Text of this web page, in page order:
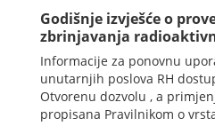
Godišnje izvješće o
zbrinjavanja
Informacije za ponovnu
unutarnjih poslova RH
Otvorenu dozvolu , a
propisana Pravilnikom o